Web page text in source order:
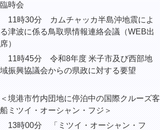
臨時会
11時30分 カムチャッカ半島沖地震によ
る津波に係る鳥取県情報連絡会議（WEB出
席）
11時45分 令和8年度 米子市及び西部地
域振興協議会からの県政に対する要望
＜境港市竹内団地に停泊中の国際クルーズ客
船ミツイ・オーシャン・フジ＞
13時00分 「ミツイ・オーシャン・フ